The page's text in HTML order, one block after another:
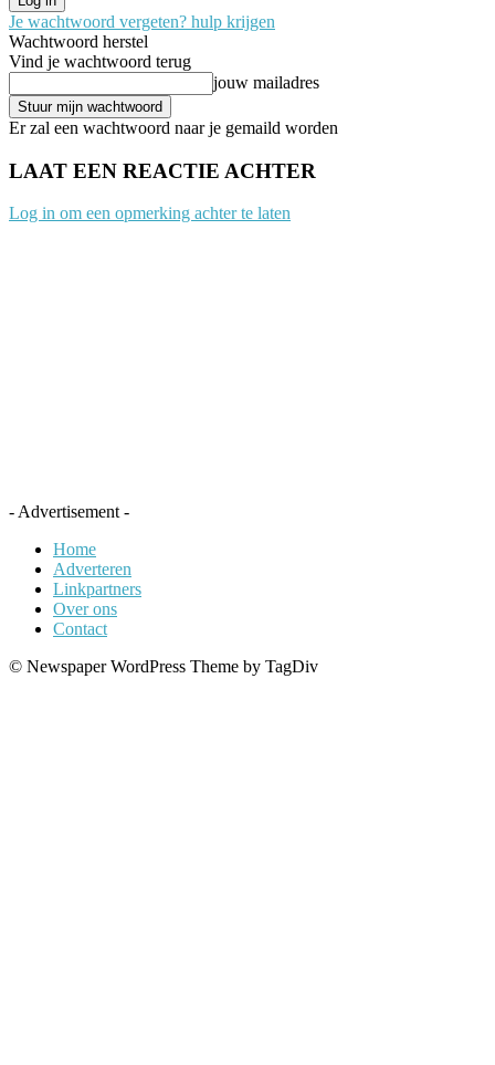
Je wachtwoord vergeten? hulp krijgen
Wachtwoord herstel
Vind je wachtwoord terug
jouw mailadres
Er zal een wachtwoord naar je gemaild worden
LAAT EEN REACTIE ACHTER
Log in om een opmerking achter te laten
- Advertisement -
Home
Adverteren
Linkpartners
Over ons
Contact
© Newspaper WordPress Theme by TagDiv